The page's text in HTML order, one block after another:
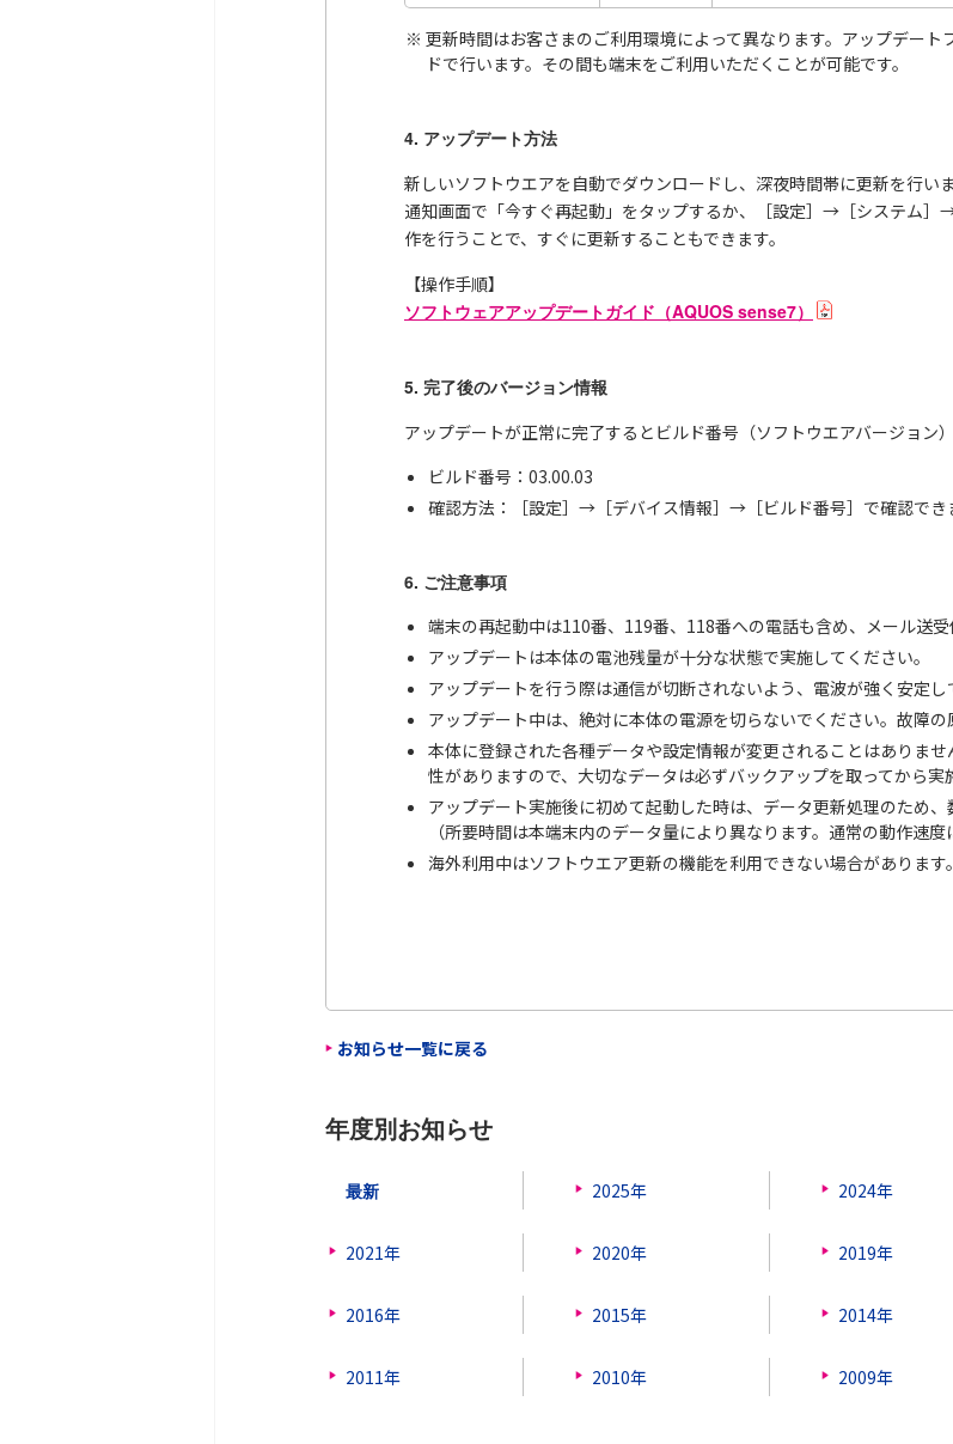
更新時間はお客さまのご利用環境によって異なります。アップデー
ドで行います。その間も端末をご利用いただくことが可能です。
4. アップデート方法
新しいソフトウエアを自動でダウンロードし、深夜時間帯に更新を行いま
通知画面で「今すぐ再起動」をタップするか、［設定］→［システム
作を行うことで、すぐに更新することもできます。
【操作手順】
ソフトウェアアップデートガイド（AQUOS sense7）
5. 完了後のバージョン情報
アップデートが正常に完了するとビルド番号（ソフトウエアバージョン
ビルド番号：03.00.03
確認方法：［設定］→［デバイス情報］→［ビルド番号］で確認でき
6. ご注意事項
端末の再起動中は110番、119番、118番への電話も含め、メール送受
アップデートは本体の電池残量が十分な状態で実施してください。
アップデートを行う際は通信が切断されないよう、電波が強く安定し
アップデート中は、絶対に本体の電源を切らないでください。故障の
本体に登録された各種データや設定情報が変更されることはありま
性がありますので、大切なデータは必ずバックアップを取ってから実
アップデート実施後に初めて起動した時は、データ更新処理のため
（所要時間は本端末内のデータ量により異なります。通常の動作速
海外利用中はソフトウエア更新の機能を利用できない場合があります。
お知らせ一覧に戻る
年度別お知らせ
最新 2025年 2024年
2021年 2020年 2019年
2016年 2015年 2014年
2011年 2010年 2009年